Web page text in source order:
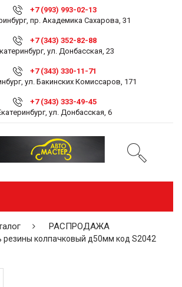
+7 (993) 993-02-13
пр. Академика Сахарова, 31
+7 (343) 352-82-88
ул. Донбасская, 23
+7 (343) 330-11-71
ул. Бакинских Комиссаров, 171
+7 (343) 333-49-45
ул. Донбасская, 6
РАСПРОДАЖА
резины колпачковый д50мм код S2042